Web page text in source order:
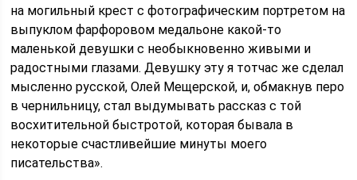
на могильный крест с фотографическим портретом на
выпуклом фарфоровом медальоне какой-то
маленькой девушки с необыкновенно живыми и
радостными глазами. Девушку эту я тотчас же сделал
мысленно русской, Олей Мещерской, и, обмакнув перо
в чернильницу, стал выдумывать рассказ с той
восхитительной быстротой, которая бывала в
некоторые счастливейшие минуты моего
писательства».